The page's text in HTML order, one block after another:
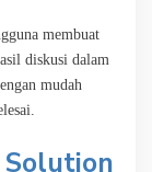
membuat
diskusi dalam
mudah
Solution